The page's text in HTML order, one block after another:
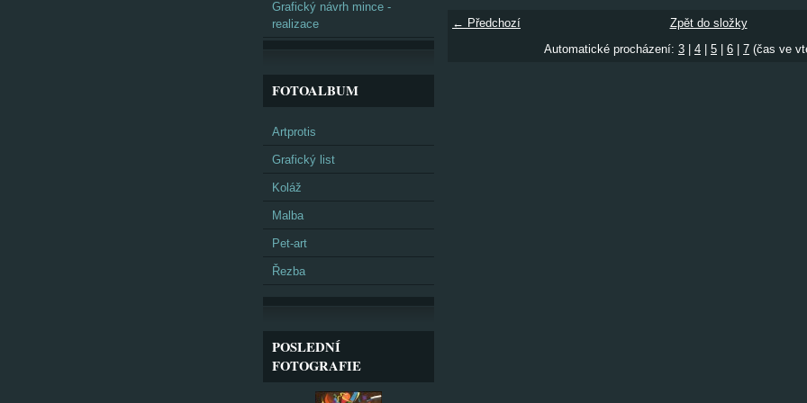
← Předchozí
Zpět do složky
Automatické procházení: 3 4 5 6 7 (čas ve
Grafický návrh mince -
realizace
FOTOALBUM
Artprotis
Grafický list
Koláž
Malba
Pet-art
Řezba
POSLEDNÍ
FOTOGRAFIE